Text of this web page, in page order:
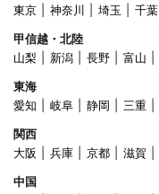
東京
神奈川 埼玉 千葉
甲信越・北陸
山梨
新潟 長野 富山
東海
愛知
岐阜 静岡
三重
関西
大阪
兵庫 京都 滋賀
中国